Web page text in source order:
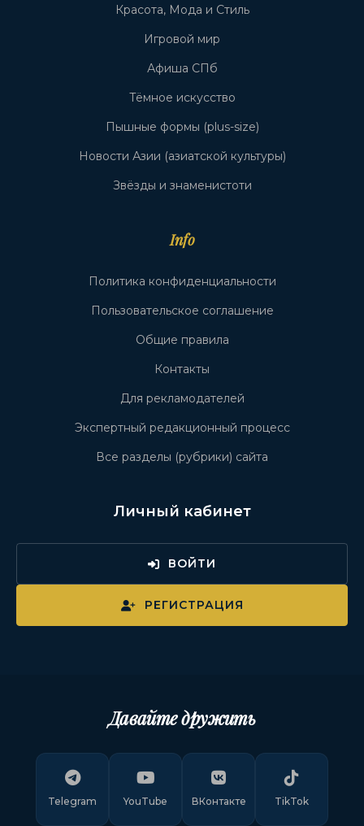
Красота, Мода и Стиль
Игровой мир
Афиша СПб
Тёмное искусство
Пышные формы (plus-size)
Новости Азии (азиатской культуры)
Звёзды и знаменистоти
Info
Политика конфиденциальности
Пользовательское соглашение
Общие правила
Контакты
Для рекламодателей
Экспертный редакционный процесс
Все разделы (рубрики) сайта
Личный кабинет
ВОЙТИ
РЕГИСТРАЦИЯ
Давайте дружить
Telegram YouTube ВКонтакте TikTok